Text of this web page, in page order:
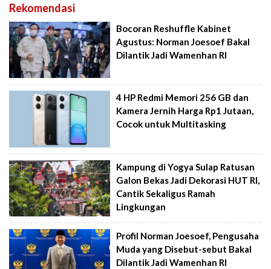
Rekomendasi
Bocoran Reshuffle Kabinet
Agustus: Norman Joesoef Bakal
Dilantik Jadi Wamenhan RI
4 HP Redmi Memori 256 GB dan
Kamera Jernih Harga Rp1 Jutaan,
Cocok untuk Multitasking
Kampung di Yogya Sulap Ratusan
Galon Bekas Jadi Dekorasi HUT RI,
Cantik Sekaligus Ramah
Lingkungan
Profil Norman Joesoef, Pengusaha
Muda yang Disebut-sebut Bakal
Dilantik Jadi Wamenhan RI